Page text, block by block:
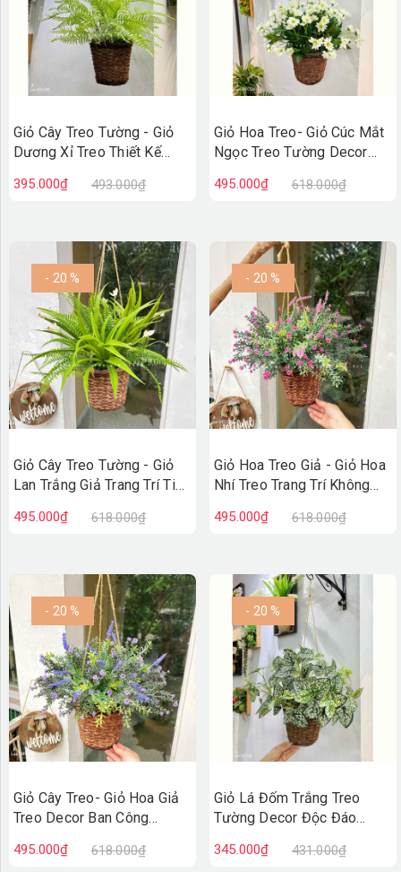
Giỏ Cây Treo Tường - Giỏ
Dương Xỉ Treo Thiết Kế
CC1315
395.000₫ 493.000₫
Giỏ Hoa Treo- Giỏ Cúc Mắt
Ngọc Treo Tường Decor
495.000₫ 618.000₫
- 20 %
Giỏ Cây Treo Tường - Giỏ
Lan Trắng Giả Trang Trí Tiểu
495.000₫ 618.000₫
- 20 %
Giỏ Hoa Treo Giả - Giỏ Hoa
Nhí Treo Trang Trí Không
CC1312
495.000₫ 618.000₫
- 20 %
Giỏ Cây Treo- Giỏ Hoa Giả
Treo Decor Ban Công
495.000₫ 618.000₫
- 20 %
Giỏ Lá Đốm Trắng Treo
Tường Decor Độc Đáo
345.000₫ 431.000₫